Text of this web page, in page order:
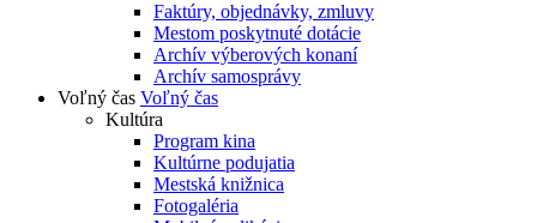
Faktúry, objednávky, zmluvy
Mestom poskytnuté dotácie
Archív výberových konaní
Archív samosprávy
Voľný čas Voľný čas
Kultúra
Program kina
Kultúrne podujatia
Mestská knižnica
Fotogaléria